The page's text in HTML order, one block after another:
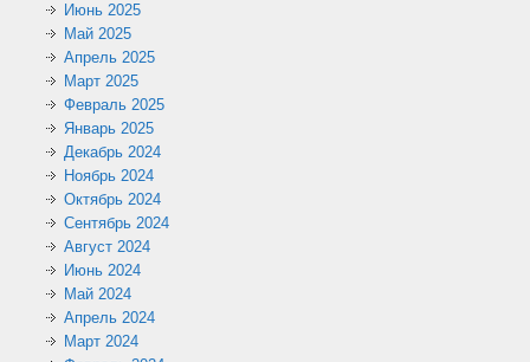
Июнь 2025
Май 2025
Апрель 2025
Март 2025
Февраль 2025
Январь 2025
Декабрь 2024
Ноябрь 2024
Октябрь 2024
Сентябрь 2024
Август 2024
Июнь 2024
Май 2024
Апрель 2024
Март 2024